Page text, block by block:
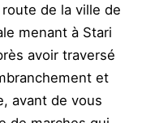
de la ville de
menant à Stari
avoir traversé
et
avant de vous